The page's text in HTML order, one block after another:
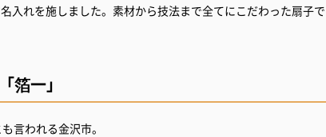
入れを施しました。素材から技法まで全てにこだわった扇子で
箔一」
言われる金沢市。